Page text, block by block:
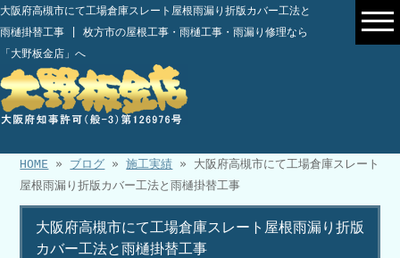
大阪府高槻市にて工場倉庫スレート屋根雨漏り折版カバー工法と
雨樋掛替工事 | 枚方市の屋根工事・雨樋工事・雨漏り修理なら
「大野板金店」へ
HOME » ブログ »施工実績 » 大阪府高槻市にて工場倉庫スレート
屋根雨漏り折版カバー工法と雨樋掛替工事
大阪府高槻市にて工場倉庫スレート屋根雨漏り折版
カバー工法と雨樋掛替工事